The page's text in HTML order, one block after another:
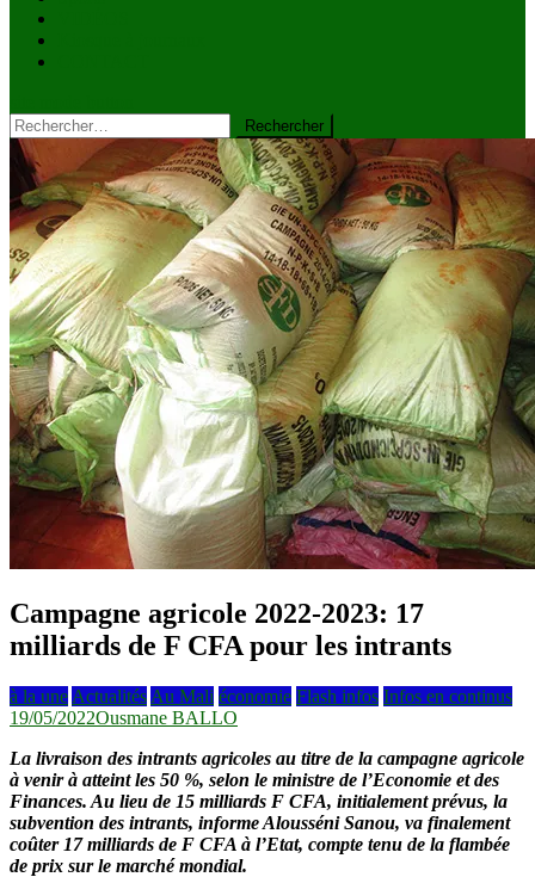
Rechercher :
Campagne agricole 2022-2023: 17
milliards de F CFA pour les intrants
à la une Actualités Au Mali économie Flash infos Infos en continus
19/05/2022Ousmane BALLO
La livraison des intrants agricoles au titre de la campagne agricole
à venir à atteint les 50 %, selon le ministre de l’Economie et des
Finances. Au lieu de 15 milliards F CFA, initialement prévus, la
subvention des intrants, informe Alousséni Sanou, va finalement
coûter 17 milliards de F CFA à l’Etat, compte tenu de la flambée
de prix sur le marché mondial.